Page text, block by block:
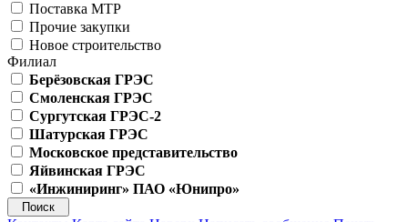
Поставка МТР
Прочие закупки
Новое строительство
Филиал
Берёзовская ГРЭС
Смоленская ГРЭС
Сургутская ГРЭС-2
Шатурская ГРЭС
Московское представительство
Яйвинская ГРЭС
«Инжиниринг» ПАО «Юнипро»